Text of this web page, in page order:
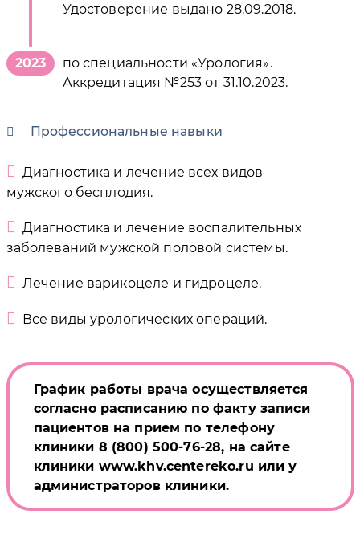
Удостоверение выдано 28.09.2018.
2023
по специальности «Урология».
Аккредитация №253 от 31.10.2023.
Профессиональные навыки
Диагностика и лечение всех видов
мужского бесплодия.
Диагностика и лечение воспалительных
заболеваний мужской половой системы.
Лечение варикоцеле и гидроцеле.
Все виды урологических операций.
График работы врача осуществляется
согласно расписанию по факту записи
пациентов на прием по телефону
клиники 8 (800) 500-76-28, на сайте
клиники www.khv.centereko.ru или у
администраторов клиники.